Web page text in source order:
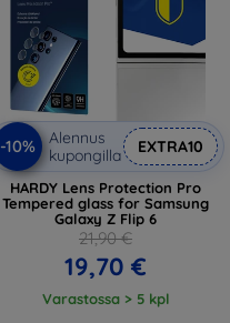
-10%
Alennus
kupongilla
EXTRA10
HARDY Lens Protection Pro
Tempered glass for Samsung
Galaxy Z Flip 6
21,90 €
19,70 €
Varastossa > 5 kpl